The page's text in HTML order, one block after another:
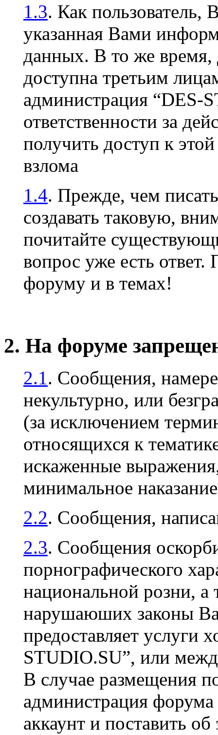
1.3. Как пользователь,
указанная Вами
данных. В то же время,
доступна третьим
администрация “DES-
ответственности за
получить доступ к
взлома
1.4. Прежде, чем
создавать таковую,
почитайте
вопрос уже есть ответ.
форуму и в темах!
2. На форуме
2.1. Сообщения,
некультурно, или
(за исключением
относящихся к
искаженные
минимальное
2.2. Сообщения,
2.3. Сообщения
порнографического
национальной розни, а
нарушаюших законы
предоставляет услуги
STUDIO.SU”, или
В случае размещения
администрация
аккаунт и поставить